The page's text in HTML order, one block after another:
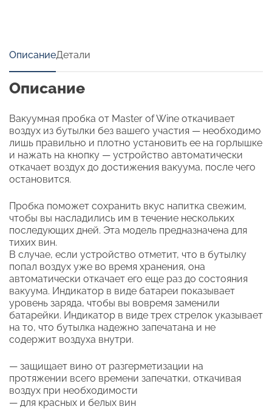
ОписаниеДетали
Описание
Вакуумная пробка от Master of Wine откачивает
воздух из бутылки без вашего участия — необходимо
лишь правильно и плотно установить ее на горлышке
и нажать на кнопку — устройство автоматически
откачает воздух до достижения вакуума, после чего
остановится.
Пробка поможет сохранить вкус напитка свежим,
чтобы вы насладились им в течение нескольких
последующих дней. Эта модель предназначена для
тихих вин.
В случае, если устройство отметит, что в бутылку
попал воздух уже во время хранения, она
автоматически откачает его еще раз до состояния
вакуума. Индикатор в виде батареи показывает
уровень заряда, чтобы вы вовремя заменили
батарейки. Индикатор в виде трех стрелок указывает
на то, что бутылка надежно запечатана и не
содержит воздуха внутри.
— защищает вино от разгерметизации на
протяжении всего времени запечатки, откачивая
воздух при необходимости
— для красных и белых вин